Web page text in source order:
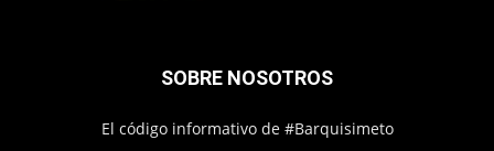
SOBRE NOSOTROS
El código informativo de #Barquisimeto